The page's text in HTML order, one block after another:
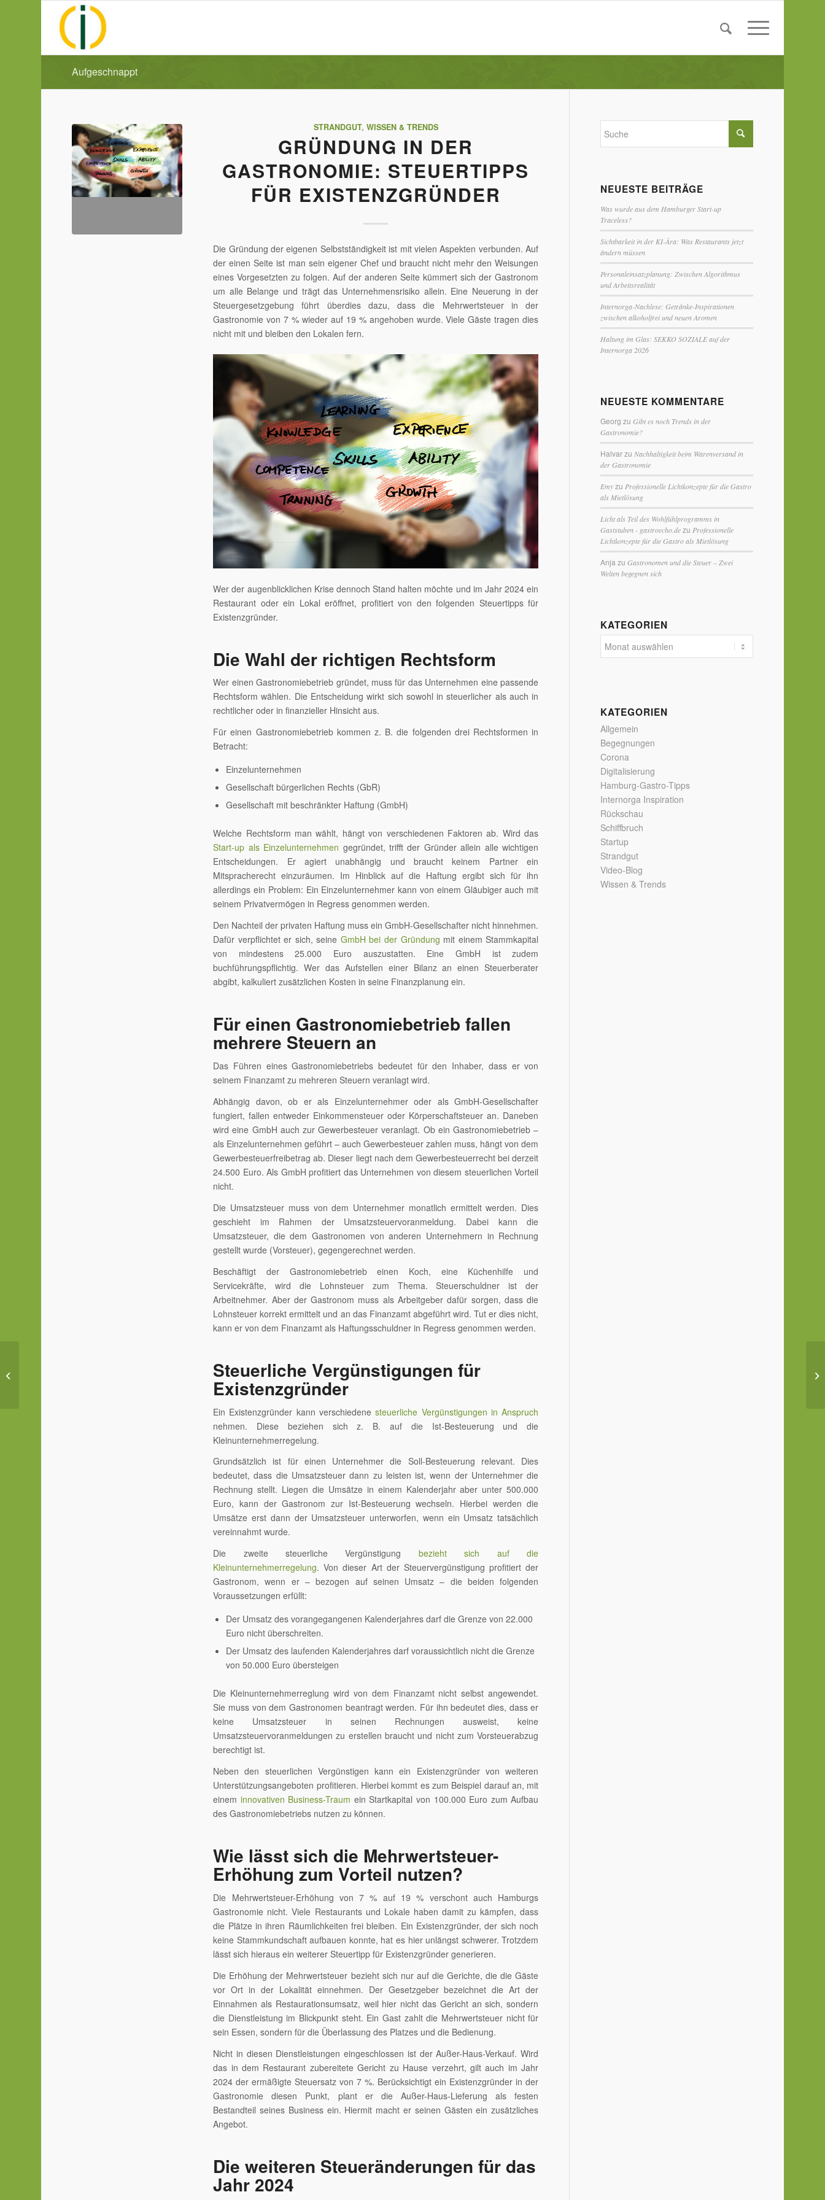
Aufgeschnappt
STRANDGUT, WISSEN & TRENDS
GRÜNDUNG IN DER
GASTRONOMIE: STEUERTIPPS
FÜR EXISTENZGRÜNDER
Die Gründung der eigenen Selbstständigkeit ist mit vielen Aspekten verbunden. Auf
der einen Seite ist man sein eigener Chef und braucht nicht mehr den Weisungen
eines Vorgesetzten zu folgen. Auf der anderen Seite kümmert sich der Gastronom
um alle Belange und trägt das Unternehmensrisiko allein. Eine Neuerung in der
Steuergesetzgebung führt überdies dazu, dass die Mehrwertsteuer in der
Gastronomie von 7 % wieder auf 19 % angehoben wurde. Viele Gäste tragen dies
nicht mit und bleiben den Lokalen fern.
Wer der augenblicklichen Krise dennoch Stand halten möchte und im Jahr 2024 ein
Restaurant oder ein Lokal eröffnet, profitiert von den folgenden Steuertipps für
Existenzgründer.
Die Wahl der richtigen Rechtsform
Wer einen Gastronomiebetrieb gründet, muss für das Unternehmen eine passende
Rechtsform wählen. Die Entscheidung wirkt sich sowohl in steuerlicher als auch in
rechtlicher oder in finanzieller Hinsicht aus.
Für einen Gastronomiebetrieb kommen z. B. die folgenden drei Rechtsformen in
Betracht:
Einzelunternehmen
Gesellschaft bürgerlichen Rechts (GbR)
Gesellschaft mit beschränkter Haftung (GmbH)
Welche Rechtsform man wählt, hängt von verschiedenen Faktoren ab. Wird das
Start-up als Einzelunternehmen gegründet, trifft der Gründer allein alle wichtigen
Entscheidungen. Er agiert unabhängig und braucht keinem Partner ein
Mitspracherecht einzuräumen. Im Hinblick auf die Haftung ergibt sich für ihn
allerdings ein Problem: Ein Einzelunternehmer kann von einem Gläubiger auch mit
seinem Privatvermögen in Regress genommen werden.
Den Nachteil der privaten Haftung muss ein GmbH-Gesellschafter nicht hinnehmen.
Dafür verpflichtet er sich, seine GmbH bei der Gründung mit einem Stammkapital
von mindestens 25.000 Euro auszustatten. Eine GmbH ist zudem
buchführungspflichtig. Wer das Aufstellen einer Bilanz an einen Steuerberater
abgibt, kalkuliert zusätzlichen Kosten in seine Finanzplanung ein.
Für einen Gastronomiebetrieb fallen
mehrere Steuern an
Das Führen eines Gastronomiebetriebs bedeutet für den Inhaber, dass er von
seinem Finanzamt zu mehreren Steuern veranlagt wird.
Abhängig davon, ob er als Einzelunternehmer oder als GmbH-Gesellschafter
fungiert, fallen entweder Einkommensteuer oder Körperschaftsteuer an. Daneben
wird eine GmbH auch zur Gewerbesteuer veranlagt. Ob ein Gastronomiebetrieb –
als Einzelunternehmen geführt – auch Gewerbesteuer zahlen muss, hängt von dem
Gewerbesteuerfreibetrag ab. Dieser liegt nach dem Gewerbesteuerrecht bei derzeit
24.500 Euro. Als GmbH profitiert das Unternehmen von diesem steuerlichen Vorteil
nicht.
Die Umsatzsteuer muss von dem Unternehmer monatlich ermittelt werden. Dies
geschieht im Rahmen der Umsatzsteuervoranmeldung. Dabei kann die
Umsatzsteuer, die dem Gastronomen von anderen Unternehmern in Rechnung
gestellt wurde (Vorsteuer), gegengerechnet werden.
Beschäftigt der Gastronomiebetrieb einen Koch, eine Küchenhilfe und
Servicekräfte, wird die Lohnsteuer zum Thema. Steuerschuldner ist der
Arbeitnehmer. Aber der Gastronom muss als Arbeitgeber dafür sorgen, dass die
Lohnsteuer korrekt ermittelt und an das Finanzamt abgeführt wird. Tut er dies nicht,
kann er von dem Finanzamt als Haftungsschuldner in Regress genommen werden.
Steuerliche Vergünstigungen für
Existenzgründer
Ein Existenzgründer kann verschiedenesteuerliche Vergünstigungen in Anspruch
nehmen. Diese beziehen sich z. B. auf die Ist-Besteuerung und die
Kleinunternehmerregelung.
Grundsätzlich ist für einen Unternehmer die Soll-Besteuerung relevant. Dies
bedeutet, dass die Umsatzsteuer dann zu leisten ist, wenn der Unternehmer die
Rechnung stellt. Liegen die Umsätze in einem Kalenderjahr aber unter 500.000
Euro, kann der Gastronom zur Ist-Besteuerung wechseln. Hierbei werden die
Umsätze erst dann der Umsatzsteuer unterworfen, wenn ein Umsatz tatsächlich
vereinnahmt wurde.
Die zweite steuerliche Vergünstigung bezieht sich auf die
Kleinunternehmerregelung. Von dieser Art der Steuervergünstigung profitiert der
Gastronom, wenn er – bezogen auf seinen Umsatz – die beiden folgenden
Voraussetzungen erfüllt:
Der Umsatz des vorangegangenen Kalenderjahres darf die Grenze von 22.000
Euro nicht überschreiten.
Der Umsatz des laufenden Kalenderjahres darf voraussichtlich nicht die Grenze
von 50.000 Euro übersteigen
Die Kleinunternehmerreglung wird von dem Finanzamt nicht selbst angewendet.
Sie muss von dem Gastronomen beantragt werden. Für ihn bedeutet dies, dass er
keine Umsatzsteuer in seinen Rechnungen ausweist, keine
Umsatzsteuervoranmeldungen zu erstellen braucht und nicht zum Vorsteuerabzug
berechtigt ist.
Neben den steuerlichen Vergünstigen kann ein Existenzgründer von weiteren
Unterstützungsangeboten profitieren. Hierbei kommt es zum Beispiel darauf an, mit
einem innovativen Business-Traum ein Startkapital von 100.000 Euro zum Aufbau
des Gastronomiebetriebs nutzen zu können.
Wie lässt sich die Mehrwertsteuer-
Erhöhung zum Vorteil nutzen?
Die Mehrwertsteuer-Erhöhung von 7 % auf 19 % verschont auch Hamburgs
Gastronomie nicht. Viele Restaurants und Lokale haben damit zu kämpfen, dass
die Plätze in ihren Räumlichkeiten frei bleiben. Ein Existenzgründer, der sich noch
keine Stammkundschaft aufbauen konnte, hat es hier unlängst schwerer. Trotzdem
lässt sich hieraus ein weiterer Steuertipp für Existenzgründer generieren.
Die Erhöhung der Mehrwertsteuer bezieht sich nur auf die Gerichte, die die Gäste
vor Ort in der Lokalität einnehmen. Der Gesetzgeber bezeichnet die Art der
Einnahmen als Restaurationsumsatz, weil hier nicht das Gericht an sich, sondern
die Dienstleistung im Blickpunkt steht. Ein Gast zahlt die Mehrwertsteuer nicht für
sein Essen, sondern für die Überlassung des Platzes und die Bedienung.
Nicht in diesen Dienstleistungen eingeschlossen ist der Außer-Haus-Verkauf. Wird
das in dem Restaurant zubereitete Gericht zu Hause verzehrt, gilt auch im Jahr
2024 der ermäßigte Steuersatz von 7 %. Berücksichtigt ein Existenzgründer in der
Gastronomie diesen Punkt, plant er die Außer-Haus-Lieferung als festen
Bestandteil seines Business ein. Hiermit macht er seinen Gästen ein zusätzliches
Angebot.
Die weiteren Steueränderungen für das
Jahr 2024
NEUESTE BEITRÄGE
Was wurde aus dem Hamburger Start-up
Traceless?
Sichtbarkeit in der KI-Ära: Was Restaurants jetzt
ändern müssen
Personaleinsatzplanung: Zwischen Algorithmus
und Arbeitsrealität
Internorga-Nachlese: Getränke-Inspirationen
zwischen alkoholfrei und neuen Aromen
Haltung im Glas: SEKKO SOZIALE auf der
Internorga 2026
NEUESTE KOMMENTARE
Georg zuGibt es noch Trends in der
Gastronomie?
Halvarzu Nachhaltigkeit beim Warenversand in
der Gastronomie
Emyzu Professionelle Lichtkonzepte für die Gastro
als Mietlösung
Licht als Teil des Wohlfühlprogramms in
Gaststuben - gastroecho.dezu Professionelle
Lichtkonzepte für die Gastro als Mietlösung
Anja zuGastronomen und die Steuer – Zwei
Welten begegnen sich
KATEGORIEN
KATEGORIEN
Allgemein
Begegnungen
Corona
Digitalisierung
Hamburg-Gastro-Tipps
Internorga Inspiration
Rückschau
Schiffbruch
Startup
Strandgut
Video-Blog
Wissen & Trends